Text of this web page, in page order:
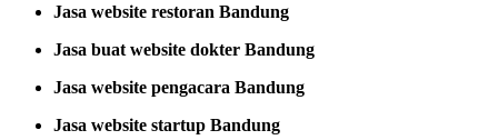
Jasa website restoran Bandung
Jasa buat website dokter Bandung
Jasa website pengacara Bandung
Jasa website startup Bandung